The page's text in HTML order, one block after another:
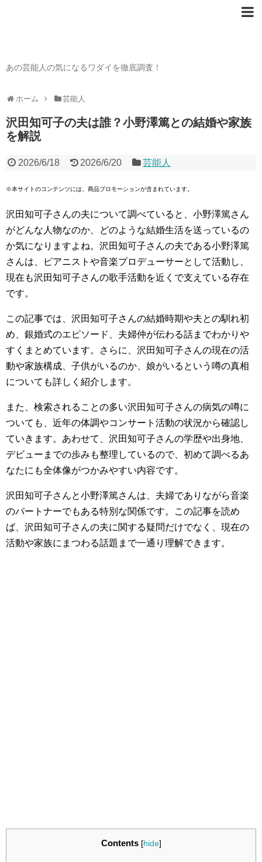
あの芸能人の気になるワダイを徹底調査！
ホーム 芸能人
沢田知可子の夫は誰？小野澤篤との結婚や家族
を解説
2026/6/18 2026/6/20 芸能人
※本サイトのコンテンツには、商品プロモーションが含まれています。
沢田知可子さんの夫について調べていると、小野澤篤さん
がどんな人物なのか、どのような結婚生活を送っているの
か気になりますよね。沢田知可子さんの夫である小野澤篤
さんは、ピアニストや音楽プロデューサーとして活動し、
現在も沢田知可子さんの歌手活動を近くで支えている存在
です。
この記事では、沢田知可子さんの結婚時期や夫との馴れ初
め、銀婚式のエピソード、夫婦仲が伝わる話までわかりや
すくまとめています。さらに、沢田知可子さんの現在の活
動や家族構成、子供がいるのか、娘がいるという噂の真相
についても詳しく紹介します。
また、検索されることの多い沢田知可子さんの病気の噂に
ついても、近年の体調やコンサート活動の状況から確認し
ていきます。あわせて、沢田知可子さんの学歴や出身地、
デビューまでの歩みも整理しているので、初めて調べるあ
なたにも全体像がつかみやすい内容です。
沢田知可子さんと小野澤篤さんは、夫婦でありながら音楽
のパートナーでもある特別な関係です。この記事を読め
ば、沢田知可子さんの夫に関する疑問だけでなく、現在の
活動や家族にまつわる話題まで一通り理解できます。
Contents [hide]